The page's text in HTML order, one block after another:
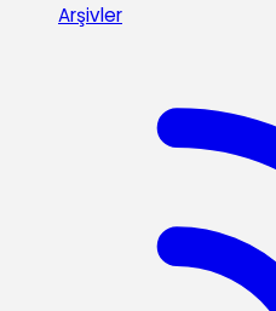
Arşivler